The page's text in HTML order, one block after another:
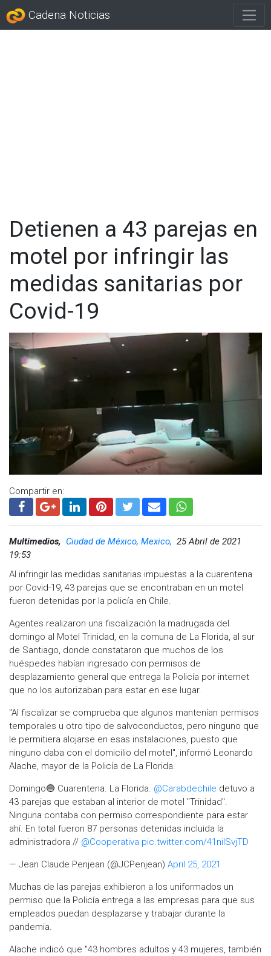
Cadena Noticias
Detienen a 43 parejas en
motel por infringir las
medidas sanitarias por
Covid-19
Compartir en:
Multimedios, Ciudad de México, Mexico, 25 Abril de 2021
19:53
Al infringir las medidas sanitarias impuestas a la cuarentena
por Covid-19, 43 parejas que se encontraban en un motel
fueron detenidas por la policía en Chile.
Agentes realizaron una fiscalización la madrugada del
domingo al Motel Trinidad, en la comuna de La Florida, al sur
de Santiago, donde constataron que muchos de los
huéspedes habían ingresado con permisos de
desplazamiento general que entrega la Policía por internet
que no los autorizaban para estar en ese lugar.
"Al fiscalizar se comprueba que algunos mantenían permisos
temporales u otro tipo de salvoconductos, pero ninguno que
le permitiera alojarse en esas instalaciones, puesto que
ninguno daba con el domicilio del motel", informó Leonardo
Alache, mayor de la Policía de La Florida.
Domingo🔵 Cuarentena. La Florida. @Carabdechile detuvo a
43 parejas que estaban al interior de motel "Trinidad".
Ninguna contaba con permiso correspondiente para estar
ahí. En total fueron 87 personas detenidas incluida la
administradora // @Cooperativa pic.twitter.com/41nilSvjTD
— Jean Claude Penjean (@JCPenjean) April 25, 2021
Muchas de las parejas exhibieron a los uniformados un
permiso que la Policía entrega a las empresas para que sus
empleados puedan desplazarse y trabajar durante la
pandemia.
Alache indicó que "43 hombres adultos y 43 mujeres, también